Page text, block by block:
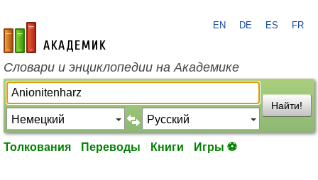
academic.ru
EN DE ES FR
Словари и энциклопедии на Академике
Найти!
Толкования Переводы Книги Игры ⚽